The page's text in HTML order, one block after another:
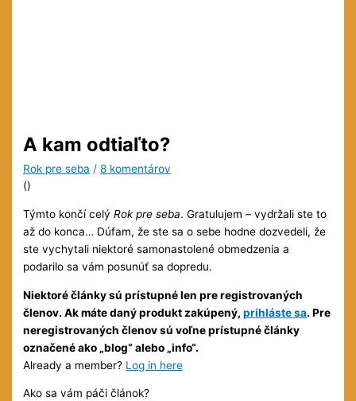
A kam odtiaľto?
Rok pre seba /8 komentárov
()
Týmto končí celýRok pre seba. Gratulujem – vydržali ste to
až do konca… Dúfam, že ste sa o sebe hodne dozvedeli, že
ste vychytali niektoré samonastolené obmedzenia a
podarilo sa vám posunúť sa dopredu.
Niektoré články sú prístupné len pre registrovaných
členov. Ak máte daný produkt zakúpený,prihláste sa. Pre
neregistrovaných členov sú voľne prístupné články
označené ako „blog“ alebo „info“.
Already a member? Log in here
Ako sa vám páči článok?